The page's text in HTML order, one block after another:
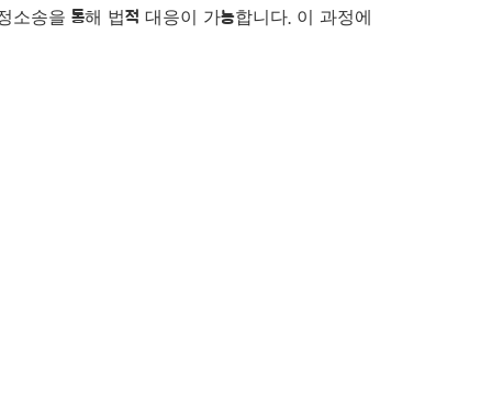
송을 통해 법적 대응이 가능합니다. 이 과정에